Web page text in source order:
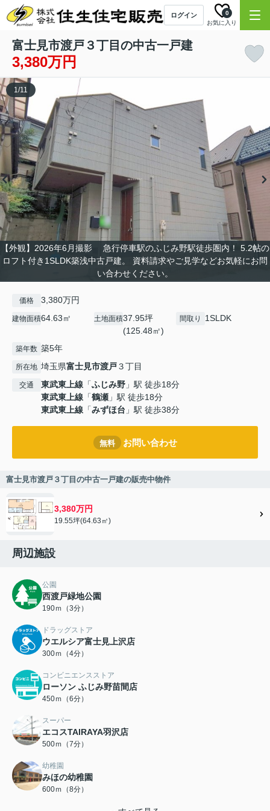
ログイン
お気に入り
0
富士見市渡戸３丁目の中古一戸建
3,380万円
【外観】2026年6月撮影 急行停車駅のふじみ野駅徒歩圏内！ 5.2帖の
ロフト付き1SLDK築浅中古戸建。 資料請求やご見学などお気軽にお問
い合わせください。
1/11
価格 3,380万円
建物面積64.63㎡ 土地面積37.95坪
(125.48㎡)
間取り 1SLDK
築年数 築5年
所在地 埼玉県富士見市渡戸３丁目
交通 東武東上線 「ふじみ野 」駅 徒歩18分
東武東上線 「鶴瀬 」駅 徒歩18分
東武東上線 「みずほ台 」駅 徒歩38分
無料 お問い合わせ
富士見市渡戸３丁目の中古一戸建の販売中物件
3,380万円
19.55坪(64.63㎡)
周辺施設
公園
西渡戸緑地公園
190ｍ（3分）
ドラッグストア
ウエルシア富士見上沢店
300ｍ（4分）
コンビニエンスストア
ローソン ふじみ野苗間店
450ｍ（6分）
スーパー
エコスTAIRAYA羽沢店
500ｍ（7分）
幼稚園
みほの幼稚園
600ｍ（8分）